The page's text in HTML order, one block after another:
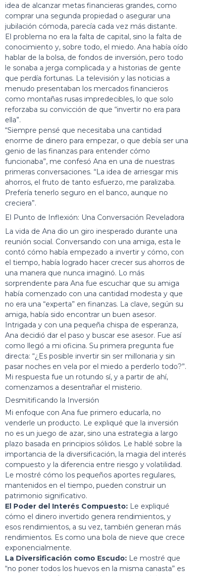
idea de alcanzar metas financieras grandes, como
comprar una segunda propiedad o asegurar una
jubilación cómoda, parecía cada vez más distante.
El problema no era la falta de capital, sino la falta de
conocimiento y, sobre todo, el miedo. Ana había oído
hablar de la bolsa, de fondos de inversión, pero todo
le sonaba a jerga complicada y a historias de gente
que perdía fortunas. La televisión y las noticias a
menudo presentaban los mercados financieros
como montañas rusas impredecibles, lo que solo
reforzaba su convicción de que “invertir no era para
ella”.
“Siempre pensé que necesitaba una cantidad
enorme de dinero para empezar, o que debía ser una
genio de las finanzas para entender cómo
funcionaba”, me confesó Ana en una de nuestras
primeras conversaciones. “La idea de arriesgar mis
ahorros, el fruto de tanto esfuerzo, me paralizaba.
Prefería tenerlo seguro en el banco, aunque no
creciera”.
El Punto de Inflexión: Una Conversación Reveladora
La vida de Ana dio un giro inesperado durante una
reunión social. Conversando con una amiga, esta le
contó cómo había empezado a invertir y cómo, con
el tiempo, había logrado hacer crecer sus ahorros de
una manera que nunca imaginó. Lo más
sorprendente para Ana fue escuchar que su amiga
había comenzado con una cantidad modesta y que
no era una “experta” en finanzas. La clave, según su
amiga, había sido encontrar un buen asesor.
Intrigada y con una pequeña chispa de esperanza,
Ana decidió dar el paso y buscar ese asesor. Fue así
como llegó a mi oficina. Su primera pregunta fue
directa: “¿Es posible invertir sin ser millonaria y sin
pasar noches en vela por el miedo a perderlo todo?”.
Mi respuesta fue un rotundo sí, y a partir de ahí,
comenzamos a desentrañar el misterio.
Desmitificando la Inversión
Mi enfoque con Ana fue primero educarla, no
venderle un producto. Le expliqué que la inversión
no es un juego de azar, sino una estrategia a largo
plazo basada en principios sólidos. Le hablé sobre la
importancia de la diversificación, la magia del interés
compuesto y la diferencia entre riesgo y volatilidad.
Le mostré cómo los pequeños aportes regulares,
mantenidos en el tiempo, pueden construir un
patrimonio significativo.
El Poder del Interés Compuesto: Le expliqué
cómo el dinero invertido genera rendimientos, y
esos rendimientos, a su vez, también generan más
rendimientos. Es como una bola de nieve que crece
exponencialmente.
La Diversificación como Escudo: Le mostré que
“no poner todos los huevos en la misma canasta” es